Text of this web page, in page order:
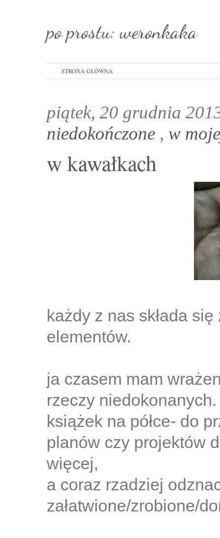
po prostu: weronkaka
STRONA GŁÓWNA
piątek, 20 grudnia
niedokończone , w
w kawałkach
każdy z nas składa
elementów.
ja czasem mam
rzeczy niedokonanych.
książek na półce- do
planów czy projektów
więcej,
a coraz rzadziej
załatwione/zrobione/